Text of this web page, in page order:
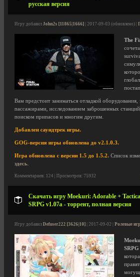
русская версия
Игру добавил John2s [11865|1666] | 2017-09-03 (обновлено) |
The
Вам предстоит заниматься отладкой оборудования,
пассажирами, исследованием заброшенных
поиском припасов и многим другим.
Добавлен саундтрек игры.
GOG-версия игры обновлена до v2.1.0.3.
Игра обновлена с версии 1.5 до 1.5.2. Список
здесь
Комментариев: 124 | Просмотров: 75932
Скачать игру Moekuri: Adorable +
SRPG v1.07a - торрент, полная версия
Игру добавил Defuser222 [3626|10] | 2017-09-02 | Ролевые
SRPG